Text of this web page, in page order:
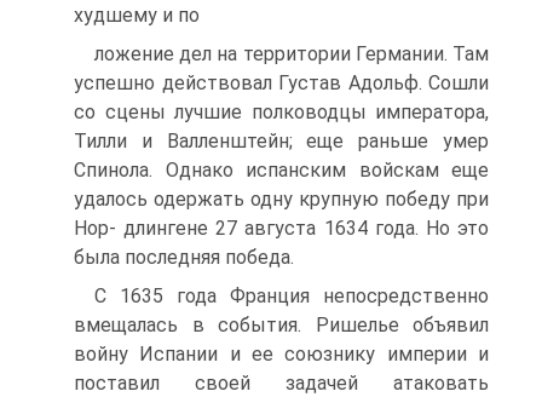
худшему и по­
ложение дел на территории Германии. Там
успешно действовал Густав Адольф. Сошли
со сцены лучшие полководцы императора,
Тилли и Валленштейн; еще раньше умер
Спинола. Однако испанским войскам еще
удалось одержать одну крупную победу при
Нор- длингене 27 августа 1634 года. Но это
была послед­няя победа.
С 1635 года Франция непосредственно
вмещалась в события. Ришелье объявил
войну Испании и ее союзнику империи и
поставил своей задачей атако­вать